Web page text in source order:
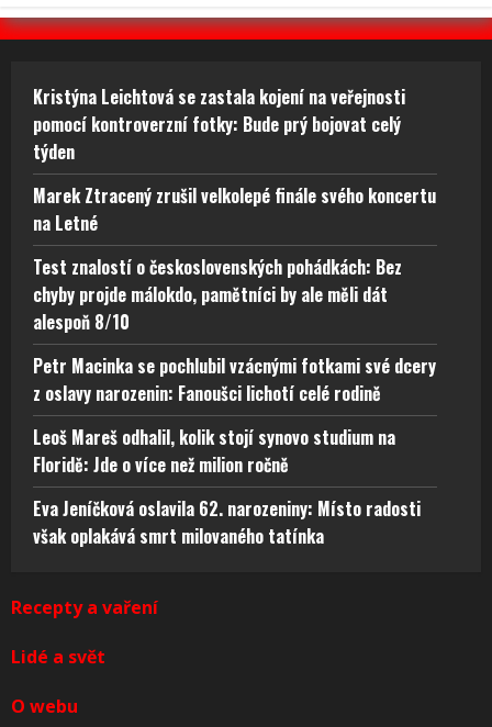
Kristýna Leichtová se zastala kojení na veřejnosti
pomocí kontroverzní fotky: Bude prý bojovat celý
týden
Marek Ztracený zrušil velkolepé finále svého koncertu
na Letné
Test znalostí o československých pohádkách: Bez
chyby projde málokdo, pamětníci by ale měli dát
alespoň 8/10
Petr Macinka se pochlubil vzácnými fotkami své dcery
z oslavy narozenin: Fanoušci lichotí celé rodině
Leoš Mareš odhalil, kolik stojí synovo studium na
Floridě: Jde o více než milion ročně
Eva Jeníčková oslavila 62. narozeniny: Místo radosti
však oplakává smrt milovaného tatínka
Recepty a vaření
Lidé a svět
O webu